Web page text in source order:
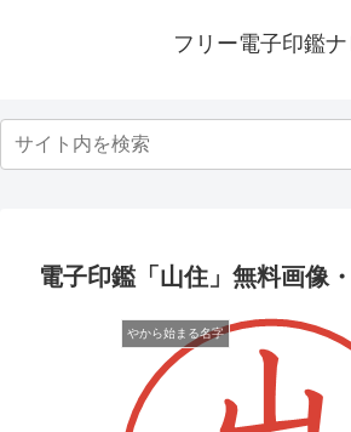
フリー電子印鑑
電子印鑑「山住」無料画像
やから始まる名字